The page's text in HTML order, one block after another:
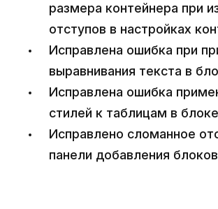
размера контейнера при
отступов в настройках
Исправлена ошибка при
выравнивания текста в
Исправлена ошибка
стилей к таблицам в
Исправлено сломанное
панели добавления